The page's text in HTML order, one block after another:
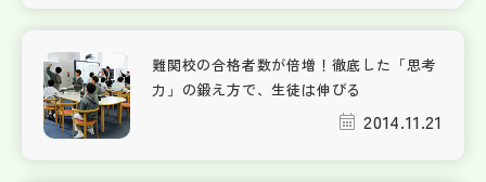
難関校の合格者数が倍増！徹底した「思考
力」の鍛え方で、生徒は伸びる
2014.11.21